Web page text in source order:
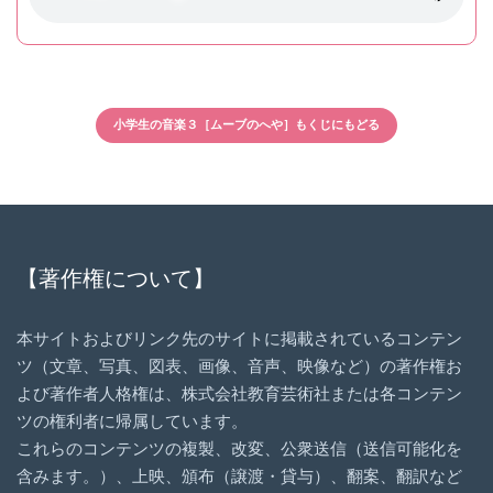
小学生の音楽３［ムーブのへや］もくじにもどる
【著作権について】
本サイトおよびリンク先のサイトに掲載されているコンテン
ツ（文章、写真、図表、画像、音声、映像など）の著作権お
よび著作者人格権は、株式会社教育芸術社または各コンテン
ツの権利者に帰属しています。
これらのコンテンツの複製、改変、公衆送信（送信可能化を
含みます。）、上映、頒布（譲渡・貸与）、翻案、翻訳など